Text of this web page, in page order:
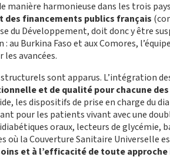
manière harmonieuse dans les trois
des financements publics français
du Développement, doit donc y être
: au Burkina Faso et aux Comores,
avancées.
sont apparus. L’intégration
et de qualité pour chacune
les dispositifs de prise en charge du
pour les patients vivant avec une
oraux, lecteurs de glycémie,
où la Couverture Sanitaire Universelle
et à l’efficacité de toute